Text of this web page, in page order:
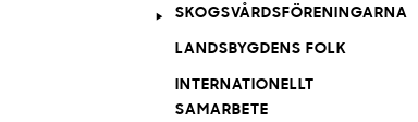
SKOGSVÅRDSFÖRENINGARNA
LANDSBYGDENS FOLK
INTERNATIONELLT
SAMARBETE